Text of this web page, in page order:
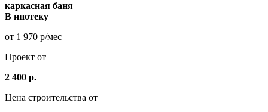
каркасная баня
В ипотеку
от 1 970 р/мес
Проект от
2 400 р.
Цена строительства от